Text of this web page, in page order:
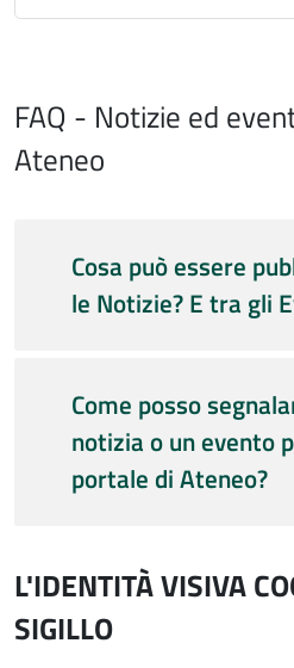
FAQ - Notizie ed
Ateneo
Cosa può essere
le Notizie? E tra gli
Come posso
notizia o un evento
portale di Ateneo?
L'IDENTITÀ VISIVA
SIGILLO